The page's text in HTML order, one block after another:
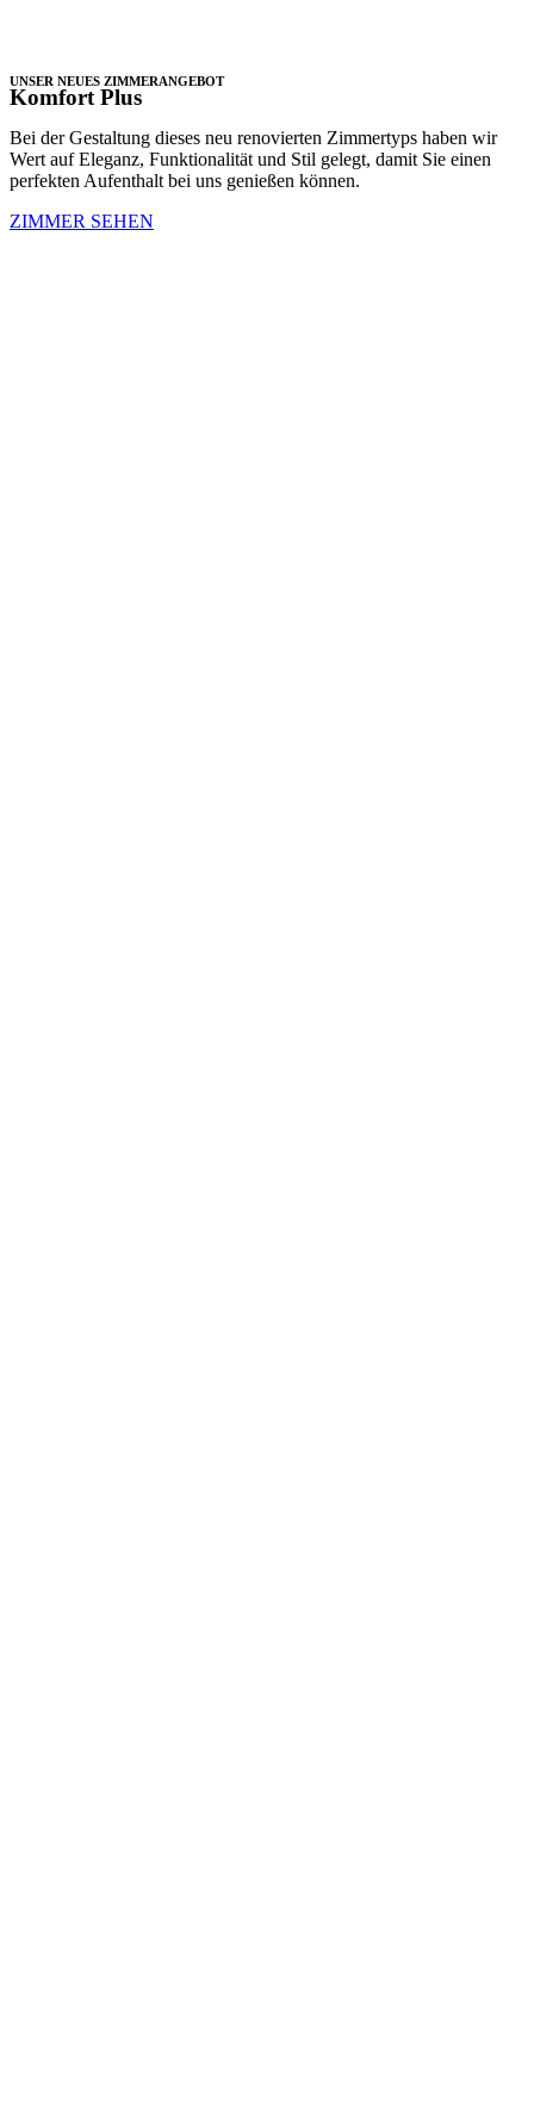
UNSER NEUES ZIMMERANGEBOT
Komfort Plus
Bei der Gestaltung dieses neu renovierten Zimmertyps haben wir
Wert auf Eleganz, Funktionalität und Stil gelegt, damit Sie einen
perfekten Aufenthalt bei uns genießen können.
ZIMMER SEHEN